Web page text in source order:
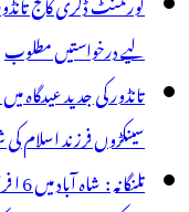
لیے درخواستیں مطلوب
تانڈور کی جدید عیدگاہ
سینکڑوں فرزند اسلام